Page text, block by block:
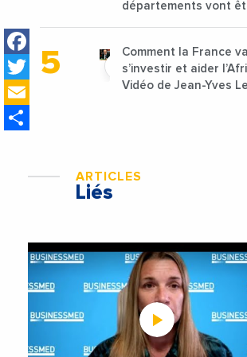
Facebook
Twitter
départements vont
Comment la France
s’investir et aider
Vidéo de Jean-Yves
ARTICLES
Liés